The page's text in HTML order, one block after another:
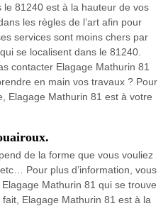
81240 est à la hauteur de vos
les règles de l’art afin pour
services sont moins chers par
se localisent dans le 81240.
contacter Elagage Mathurin 81
en main vos travaux ? Pour
Elagage Mathurin 81 est à votre
de la forme que vous vouliez
Pour plus d’information, vous
Mathurin 81 qui se trouve
Elagage Mathurin 81 est à la